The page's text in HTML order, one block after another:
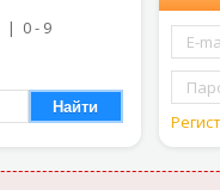
| 0 - 9
Найти